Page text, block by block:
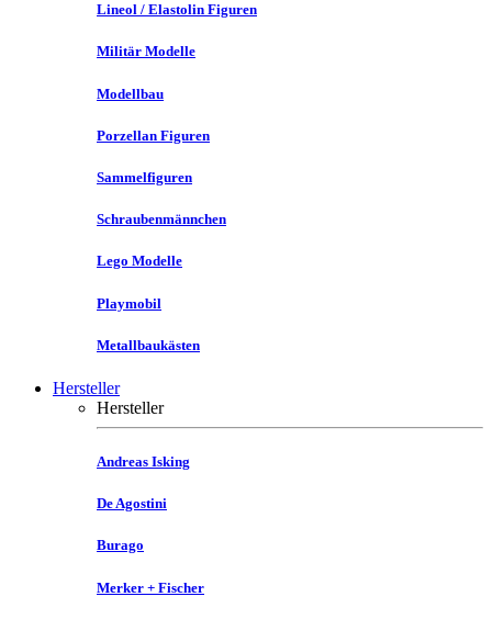
Lineol / Elastolin Figuren
Militär Modelle
Modellbau
Porzellan Figuren
Sammelfiguren
Schraubenmännchen
Lego Modelle
Playmobil
Metallbaukästen
Hersteller
Hersteller
Andreas Isking
De Agostini
Burago
Merker + Fischer